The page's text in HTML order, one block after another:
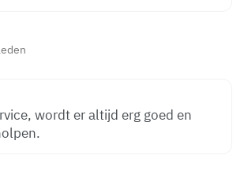
wordt er altijd erg goed en